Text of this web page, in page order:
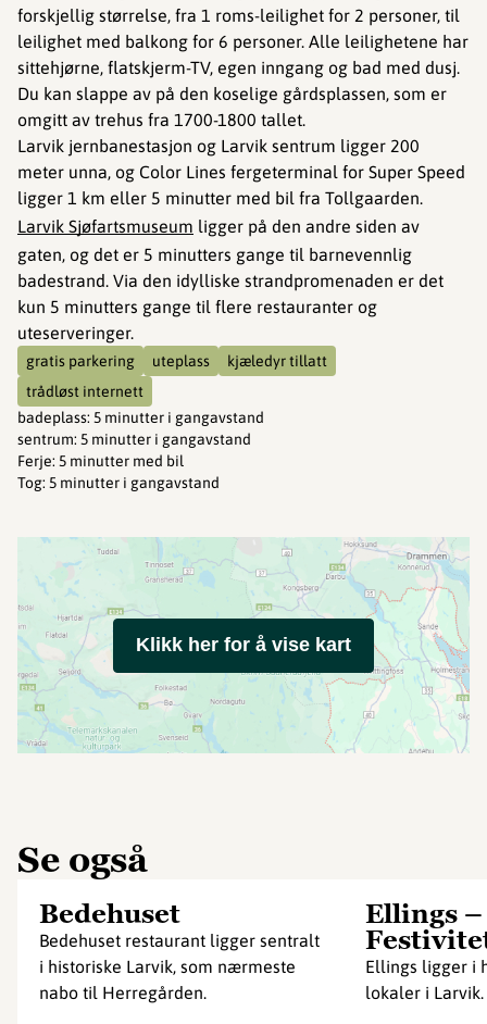
forskjellig størrelse, fra 1 roms-leilighet for 2 personer, til
leilighet med balkong for 6 personer. Alle leilighetene har
sittehjørne, flatskjerm-TV, egen inngang og bad med dusj.
Du kan slappe av på den koselige gårdsplassen, som er
omgitt av trehus fra 1700-1800 tallet.
Larvik jernbanestasjon og Larvik sentrum ligger 200
meter unna, og Color Lines fergeterminal for Super Speed
ligger 1 km eller 5 minutter med bil fra Tollgaarden.
Larvik Sjøfartsmuseum ligger på den andre siden av
gaten, og det er 5 minutters gange til barnevennlig
badestrand. Via den idylliske strandpromenaden er det
kun 5 minutters gange til flere restauranter og
uteserveringer.
gratis parkering uteplass
kjæledyr tillatt
trådløst internett
badeplass: 5 minutter i gangavstand
sentrum: 5 minutter i gangavstand
Ferje: 5 minutter med bil
Tog: 5 minutter i gangavstand
Klikk her for å vise kart
Se også
Bedehuset
Bedehuset restaurant ligger sentralt
i historiske Larvik, som nærmeste
nabo til Herregården.
Ellings –
Ellings ligger i
lokaler i Larvik.